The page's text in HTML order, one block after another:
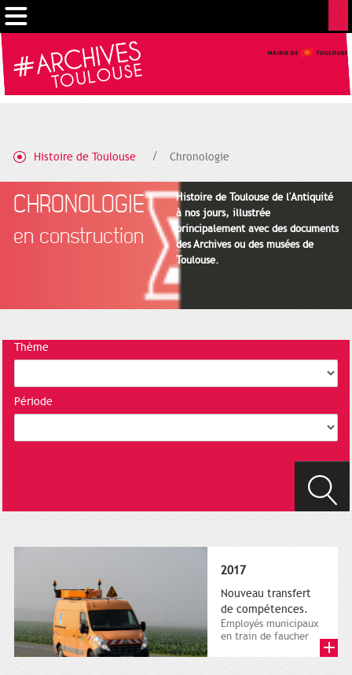
Histoire de Toulouse Chronologie
CHRONOLOGIE
en construction
Histoire de Toulouse de l'Antiquité
à nos jours, illustrée
principalement avec des documents
des Archives ou des musées de
Toulouse.
Thème
Période
2017
Nouveau transfert
de compétences.
Employés municipaux
en train de faucher
Cookies management panel